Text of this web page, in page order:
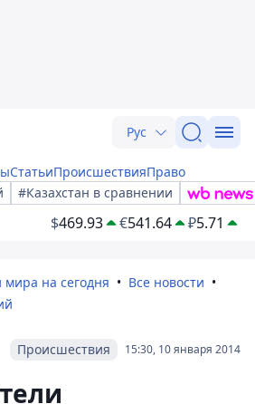
Рус
СтатьиПроисшествияПраво
#Казахстан в сравнении
$469.93 €541.64 ₽5.71
мира на сегодня
Все новости
15:30, 10 января 2014
Происшествия